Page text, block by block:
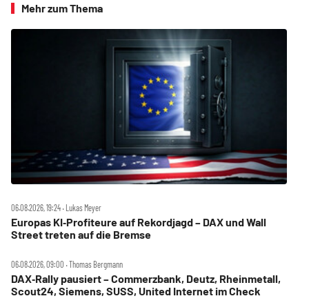
Mehr zum Thema
06.08.2026, 19:24 ‧ Lukas Meyer
Europas KI‑Profiteure auf Rekordjagd – DAX und Wall
Street treten auf die Bremse
06.08.2026, 09:00 ‧ Thomas Bergmann
DAX‑Rally pausiert – Commerzbank, Deutz, Rheinmetall,
Scout24, Siemens, SUSS, United Internet im Check